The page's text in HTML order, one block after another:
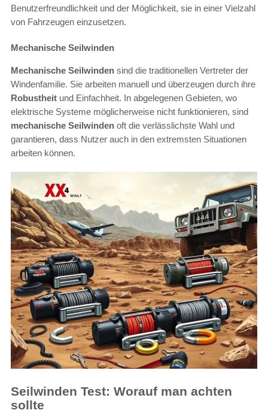
Benutzerfreundlichkeit und der Möglichkeit, sie in einer Vielzahl
von Fahrzeugen einzusetzen.
Mechanische Seilwinden
Mechanische Seilwinden sind die traditionellen Vertreter der
Windenfamilie. Sie arbeiten manuell und überzeugen durch ihre
Robustheit und Einfachheit. In abgelegenen Gebieten, wo
elektrische Systeme möglicherweise nicht funktionieren, sind
mechanische Seilwinden oft die verlässlichste Wahl und
garantieren, dass Nutzer auch in den extremsten Situationen
arbeiten können.
Seilwinden Test: Worauf man achten
sollte